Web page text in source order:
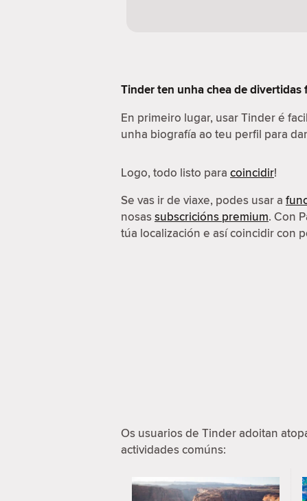
Tinder ten unha chea de divertidas
En primeiro lugar, usar Tinder é
unha biografía ao teu perfil para
Logo, todo listo para coincidir!
Se vas ir de viaxe, podes usar a
nosassubscricións premium. Con
túa localización e así coincidir con
Os usuarios de Tinder adoitan
actividades comúns: